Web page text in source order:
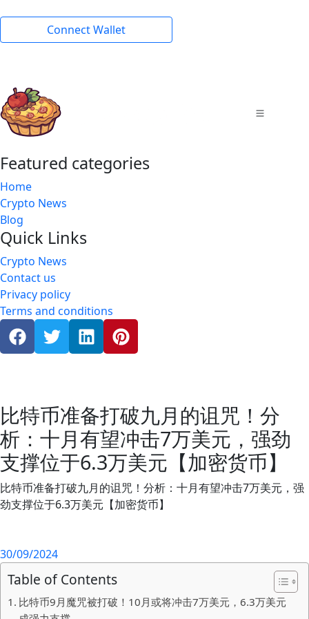
Connect Wallet
Featured categories
Home
Crypto News
Blog
Quick Links
Crypto News
Contact us
Privacy policy
Terms and conditions
比特币准备打破九月的诅咒！分
析：十月有望冲击7万美元，强劲
支撑位于6.3万美元【加密货币】
比特币准备打破九月的诅咒！分析：十月有望冲击7万美元，强
劲支撑位于6.3万美元【加密货币】
30/09/2024
Table of Contents
比特币9月魔咒被打破！10月或将冲击7万美元，6.3万美元